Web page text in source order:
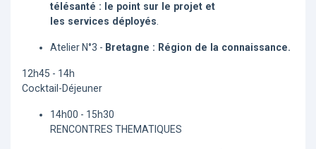
télésanté : le point sur le projet et
les services déployés.
Atelier N°3 - Bretagne : Région de la connaissance.
12h45 - 14h
Cocktail-Déjeuner
14h00 - 15h30
RENCONTRES THEMATIQUES